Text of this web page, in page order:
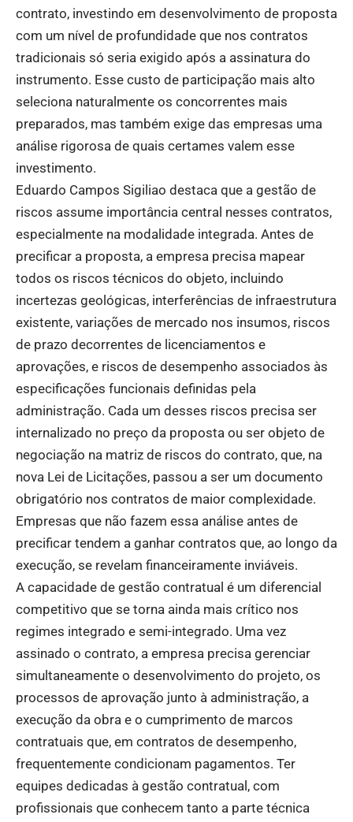
contrato, investindo em desenvolvimento de proposta
com um nível de profundidade que nos contratos
tradicionais só seria exigido após a assinatura do
instrumento. Esse custo de participação mais alto
seleciona naturalmente os concorrentes mais
preparados, mas também exige das empresas uma
análise rigorosa de quais certames valem esse
investimento.
Eduardo Campos Sigiliao destaca que a gestão de
riscos assume importância central nesses contratos,
especialmente na modalidade integrada. Antes de
precificar a proposta, a empresa precisa mapear
todos os riscos técnicos do objeto, incluindo
incertezas geológicas, interferências de infraestrutura
existente, variações de mercado nos insumos, riscos
de prazo decorrentes de licenciamentos e
aprovações, e riscos de desempenho associados às
especificações funcionais definidas pela
administração. Cada um desses riscos precisa ser
internalizado no preço da proposta ou ser objeto de
negociação na matriz de riscos do contrato, que, na
nova Lei de Licitações, passou a ser um documento
obrigatório nos contratos de maior complexidade.
Empresas que não fazem essa análise antes de
precificar tendem a ganhar contratos que, ao longo da
execução, se revelam financeiramente inviáveis.
A capacidade de gestão contratual é um diferencial
competitivo que se torna ainda mais crítico nos
regimes integrado e semi-integrado. Uma vez
assinado o contrato, a empresa precisa gerenciar
simultaneamente o desenvolvimento do projeto, os
processos de aprovação junto à administração, a
execução da obra e o cumprimento de marcos
contratuais que, em contratos de desempenho,
frequentemente condicionam pagamentos. Ter
equipes dedicadas à gestão contratual, com
profissionais que conhecem tanto a parte técnica